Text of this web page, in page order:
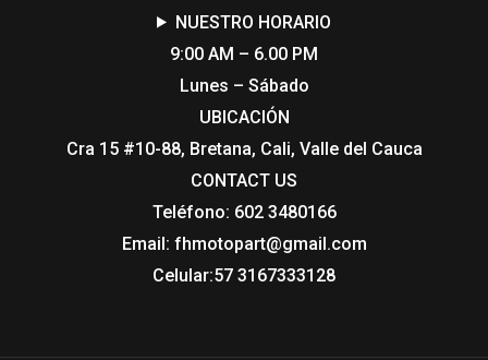
NUESTRO HORARIO
9:00 AM – 6.00 PM
Lunes – Sábado
UBICACIÓN
Cra 15 #10-88, Bretana, Cali, Valle del Cauca
CONTACT US​
Teléfono: 602 3480166
Email: fhmotopart@gmail.com
Celular:57 3167333128